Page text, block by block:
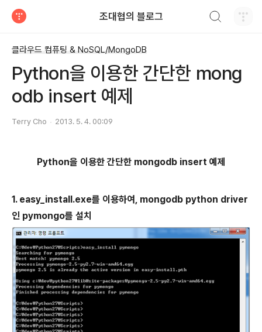
조대협의 블로그
클라우드 컴퓨팅 & NoSQL/MongoDB
Python을 이용한 간단한 mong
odb insert 예제
Terry Cho 2013. 5. 4. 00:09
Python을 이용한 간단한 mongodb insert 예제
1. easy_install.exe를 이용하여, mongodb python driver
인 pymongo를 설치